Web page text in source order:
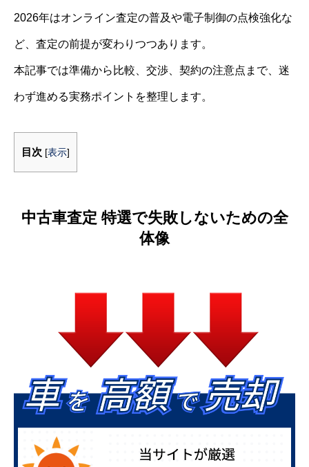
2026年はオンライン査定の普及や電子制御の点検強化な
ど、査定の前提が変わりつつあります。
本記事では準備から比較、交渉、契約の注意点まで、迷
わず進める実務ポイントを整理します。
目次 [表示]
中古車査定 特選で失敗しないための全
体像